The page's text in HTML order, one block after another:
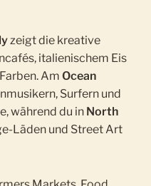
zeigt die kreative
italienischem Eis
AmOcean
Surfern und
während du in North
Läden und Street Art